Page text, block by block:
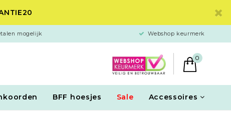
mogelijk Webshop keurmerk
0
BFF hoesjes Sale Accessoires